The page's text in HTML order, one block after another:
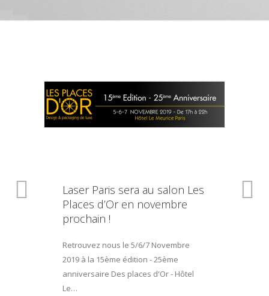
Laser Paris sera au salon Les
Places d’Or en novembre
prochain !
Retrouvez nous le 5/6/7 Novembre
2019 à la 15ème édition - 25ème
anniversaire Des places d'Or - Hôtel
Le…